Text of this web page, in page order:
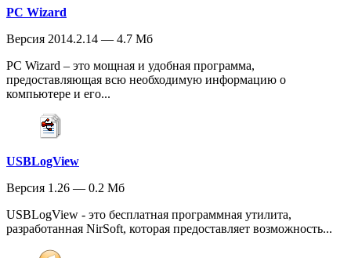
PC Wizard
Версия 2014.2.14 — 4.7 Мб
PC Wizard – это мощная и удобная программа,
предоставляющая всю необходимую информацию о
компьютере и его...
USBLogView
Версия 1.26 — 0.2 Мб
USBLogView - это бесплатная программная утилита,
разработанная NirSoft, которая предоставляет возможность...